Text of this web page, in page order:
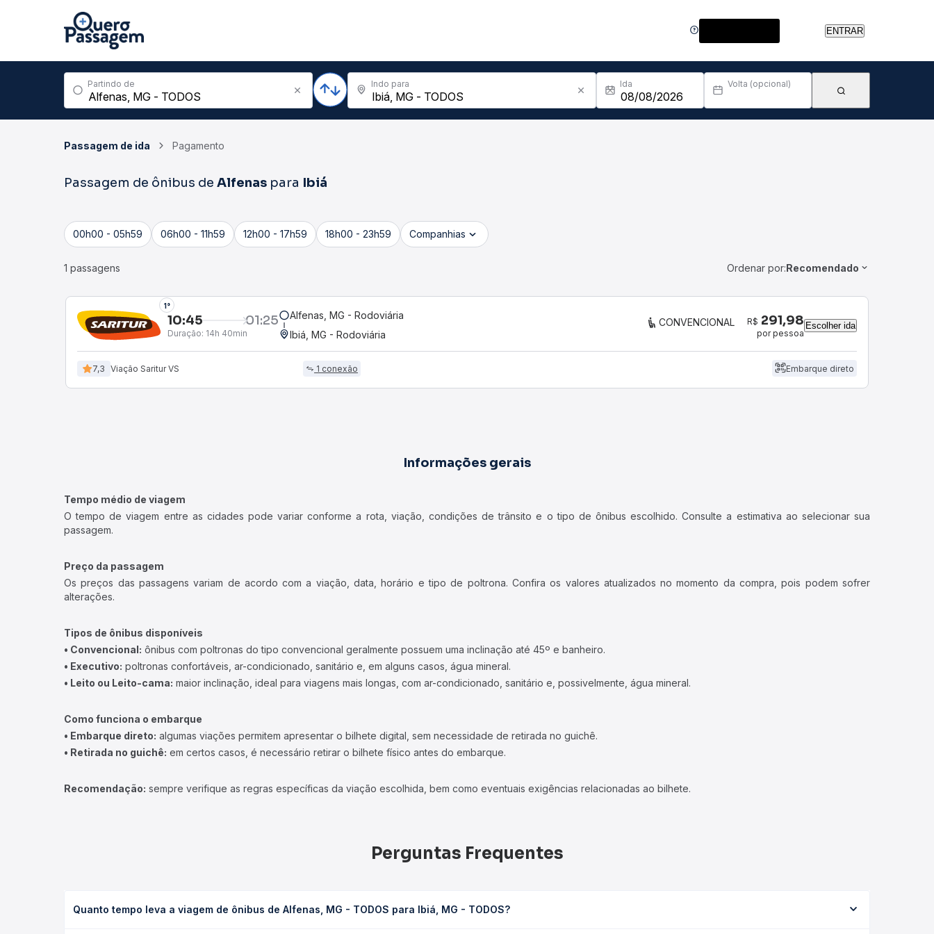
ENTRAR
Partindo de Indo para Ida Volta (opcional)
Passagem de ida Pagamento
Passagem de ônibus de Alfenas para Ibiá
00h00 - 05h59 06h00 - 11h59 12h00 - 17h59 18h00 - 23h59 Companhias
1 passagens Ordenar por:Recomendado
1°
10:45 01:25
Duração: 14h 40min
Alfenas, MG - Rodoviária
Ibiá, MG - Rodoviária
CONVENCIONAL R$ 291,98
por pessoa
Escolher ida
7,3 Viação Saritur VS 1 conexão Embarque direto
Informações gerais
Tempo médio de viagem
O tempo de viagem entre as cidades pode variar conforme a rota, viação, condições de trânsito e o tipo de ônibus escolhido. Consulte a estimativa ao selecionar sua
passagem.
Preço da passagem
Os preços das passagens variam de acordo com a viação, data, horário e tipo de poltrona. Confira os valores atualizados no momento da compra, pois podem sofrer
alterações.
Tipos de ônibus disponíveis
• Convencional: ônibus com poltronas do tipo convencional geralmente possuem uma inclinação até 45º e banheiro.
• Executivo: poltronas confortáveis, ar-condicionado, sanitário e, em alguns casos, água mineral.
• Leito ou Leito-cama: maior inclinação, ideal para viagens mais longas, com ar-condicionado, sanitário e, possivelmente, água mineral.
Como funciona o embarque
• Embarque direto: algumas viações permitem apresentar o bilhete digital, sem necessidade de retirada no guichê.
• Retirada no guichê: em certos casos, é necessário retirar o bilhete físico antes do embarque.
Recomendação: sempre verifique as regras específicas da viação escolhida, bem como eventuais exigências relacionadas ao bilhete.
Perguntas Frequentes
Quanto tempo leva a viagem de ônibus de Alfenas, MG - TODOS para Ibiá, MG - TODOS?